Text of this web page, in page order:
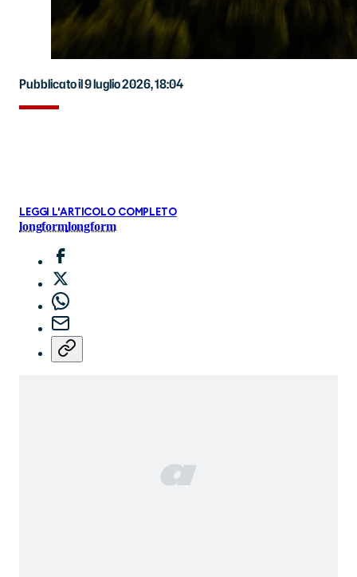
Pubblicato il 9 luglio 2026, 18:04
LEGGI L'ARTICOLO COMPLETO
longformlongform